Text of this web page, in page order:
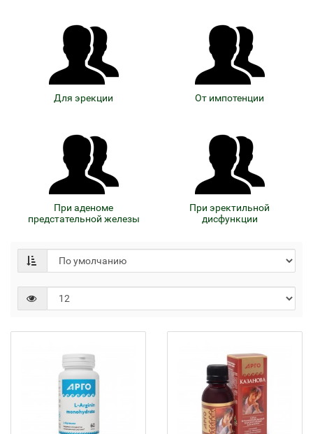
Для эрекции От импотенции
При аденоме
предстательной железы
При эректильной
дисфункции